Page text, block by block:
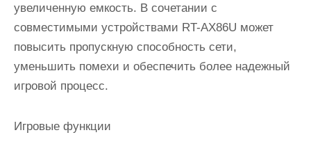
увеличенную емкость. В сочетании с
совместимыми устройствами RT-AX86U может
повысить пропускную способность сети,
уменьшить помехи и обеспечить более надежный
игровой процесс.
Игровые функции